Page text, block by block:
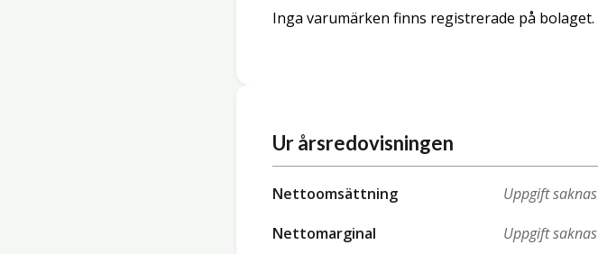
Inga varumärken finns registrerade på bolaget.
Ur årsredovisningen
Nettoomsättning
Uppgift saknas
Nettomarginal
Uppgift saknas